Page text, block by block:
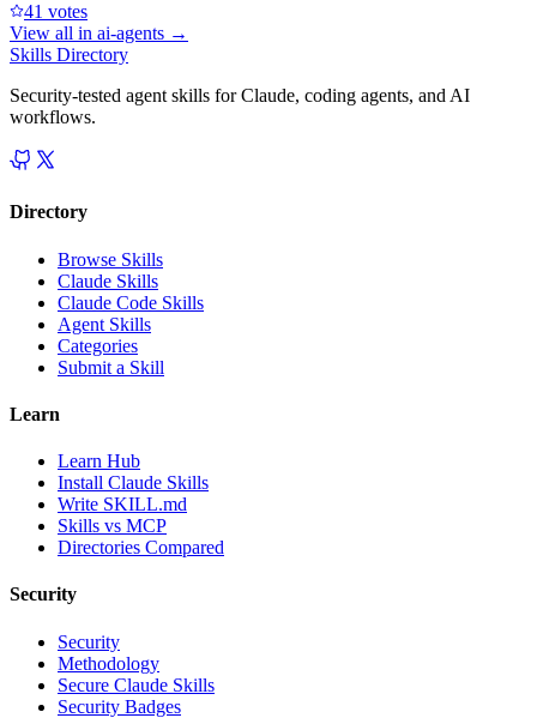
41 votes
View all in ai-agents →
Skills Directory
Security-tested agent skills for Claude, coding agents, and AI
workflows.
Directory
Browse Skills
Claude Skills
Claude Code Skills
Agent Skills
Categories
Submit a Skill
Learn
Learn Hub
Install Claude Skills
Write SKILL.md
Skills vs MCP
Directories Compared
Security
Security
Methodology
Secure Claude Skills
Security Badges